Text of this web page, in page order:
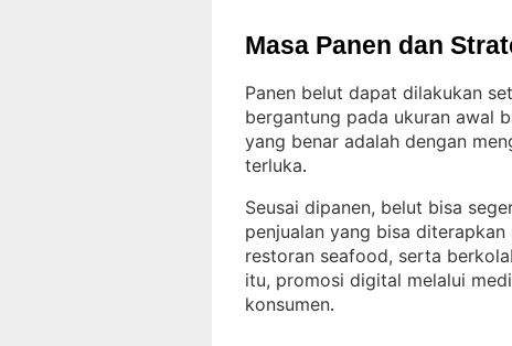
Masa Panen dan
Panen belut dapat dilakukan
bergantung pada ukuran awal
yang benar adalah dengan
terluka.
Seusai dipanen, belut bisa
penjualan yang bisa
restoran seafood, serta
itu, promosi digital melalui
konsumen.